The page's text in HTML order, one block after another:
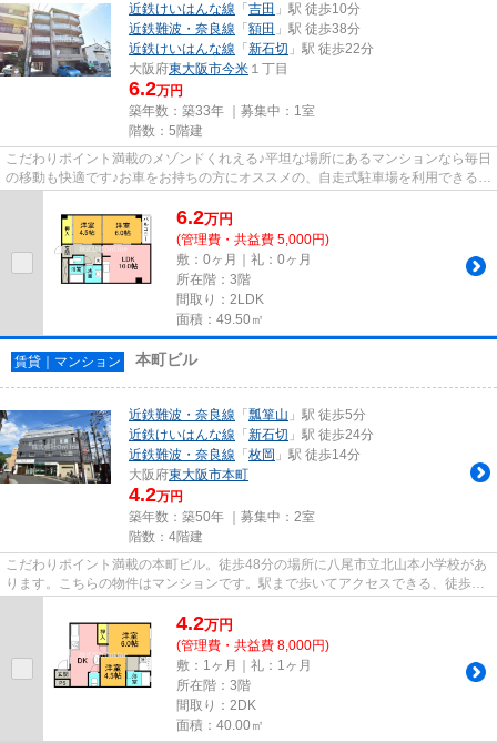
近鉄けいはんな線 「吉田 」駅 徒歩10分
近鉄難波・奈良線 「額田 」駅 徒歩38分
近鉄けいはんな線 「新石切 」駅 徒歩22分
大阪府東大阪市今米 １丁目
6.2万円
築年数：築33年 ｜募集中： 1室
階数：5階建
こだわりポイント満載のメゾンドくれえる♪平坦な場所にあるマンションなら毎日
の移動も快適です♪お車をお持ちの方にオススメの、自走式駐車場を利用できる物
件です♪魅力的で眺望良好な...
6.2万円
(管理費・共益費 5,000円)
敷：0ヶ月｜礼：0ヶ月
所在階：3階
間取り：2LDK
面積：49.50㎡
賃貸｜マンション 本町ビル
近鉄難波・奈良線 「瓢箪山 」駅 徒歩5分
近鉄けいはんな線 「新石切 」駅 徒歩24分
近鉄難波・奈良線 「枚岡 」駅 徒歩14分
大阪府東大阪市本町
4.2万円
築年数：築50年 ｜募集中： 2室
階数：4階建
こだわりポイント満載の本町ビル。徒歩48分の場所に八尾市立北山本小学校があ
ります。こちらの物件はマンションです。駅まで歩いてアクセスできる、徒歩5
分の距離に立地する物件です。...
4.2万円
(管理費・共益費 8,000円)
敷：1ヶ月｜礼：1ヶ月
所在階：3階
間取り：2DK
面積：40.00㎡